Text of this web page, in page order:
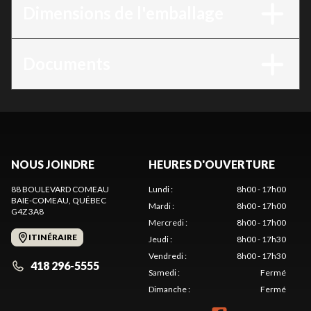
NOUS JOINDRE
88 BOULEVARD COMEAU
BAIE-COMEAU, QUÉBEC
G4Z 3A8
ITINÉRAIRE
418 296-5555
HEURES D'OUVERTURE
Lundi:
8h00 - 17h00
Mardi:
8h00 - 17h00
Mercredi:
8h00 - 17h00
Jeudi:
8h00 - 17h30
Vendredi:
8h00 - 17h30
Samedi:
Fermé
Dimanche: Fermé